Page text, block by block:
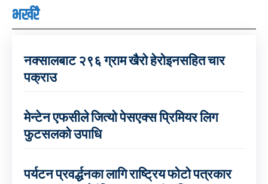
भर्खरै
नक्सालबाट २९६ ग्राम खैरो हेरोइनसहित चार
पक्राउ
मेन्टेन एफसीले जित्यो पेसएक्स प्रिमियर लिग
फुटसलको उपाधि
पर्यटन प्रवर्द्धनका लागि राष्ट्रिय फोटो पत्रकार